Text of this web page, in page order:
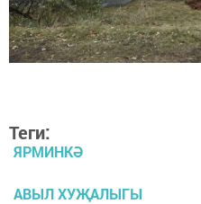
Теги:
ЯРМИНКӘ
АВЫЛ ХУҖАЛЫГЫ